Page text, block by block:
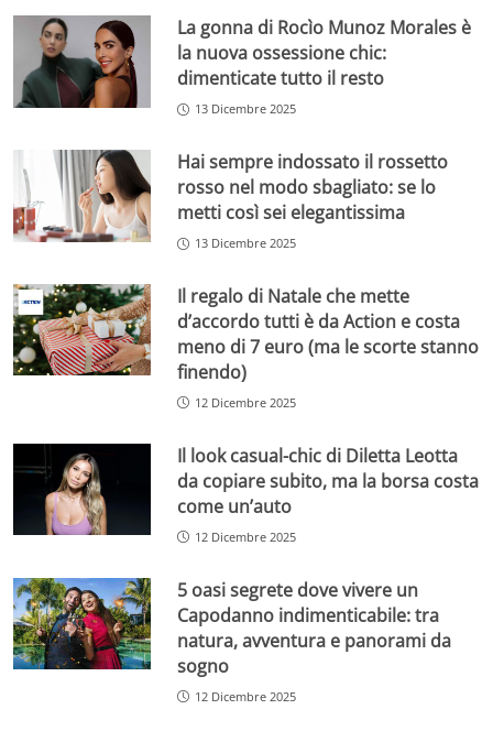
La gonna di Rocìo Munoz Morales è
la nuova ossessione chic:
dimenticate tutto il resto
13 Dicembre 2025
Hai sempre indossato il rossetto
rosso nel modo sbagliato: se lo
metti così sei elegantissima
13 Dicembre 2025
Il regalo di Natale che mette
d’accordo tutti è da Action e costa
meno di 7 euro (ma le scorte stanno
finendo)
12 Dicembre 2025
Il look casual-chic di Diletta Leotta
da copiare subito, ma la borsa costa
come un’auto
12 Dicembre 2025
5 oasi segrete dove vivere un
Capodanno indimenticabile: tra
natura, avventura e panorami da
sogno
12 Dicembre 2025